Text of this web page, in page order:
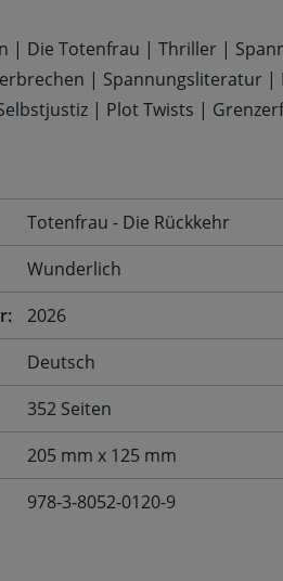
| Die Totenfrau | Thriller|
| Spannungsliteratur|
| Plot Twists |
Totenfrau - Die Rückkehr
Wunderlich
2026
Deutsch
352 Seiten
205 mm x 125 mm
978-3-8052-0120-9